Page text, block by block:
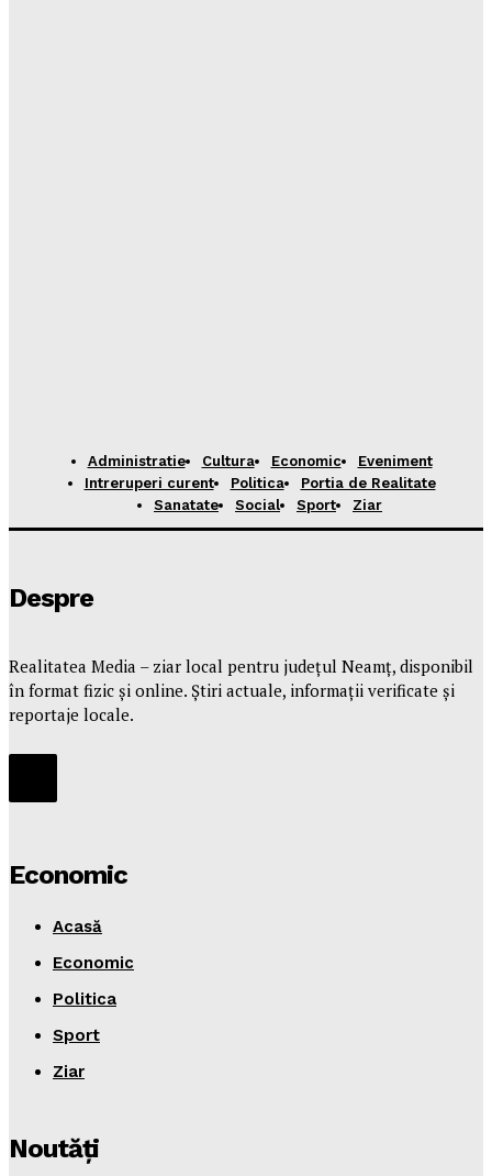
Administratie Cultura Economic
Eveniment
Intreruperi curent
Politica
Portia de Realitate
Sanatate
Social Sport Ziar
Despre
Realitatea Media – ziar local pentru județul Neamț, disponibil
în format fizic și online. Știri actuale, informații verificate și
reportaje locale.
Economic
Acasă
Economic
Politica
Sport
Ziar
Noutăţi